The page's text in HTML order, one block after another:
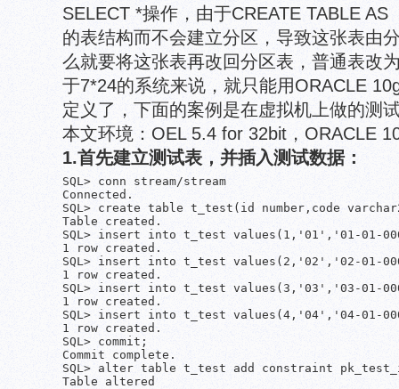
SELECT *操作，由于CREATE TABLE AS
的表结构而不会建立分区，导致这张表由
么就要将这张表再改回分区表，普通表改
于7*24的系统来说，就只能用ORACLE
定义了，下面的案例是在虚拟机上做的测
本文环境：OEL 5.4 for 32bit，ORACLE
1.首先建立测试表，并插入测试数据：
SQL> conn stream/stream
Connected.
SQL> create table t_test(id number,code
Table created.
SQL> insert into t_test values(1,'01','01-01-
1 row created.
SQL> insert into t_test values(2,'02','02-01-
1 row created.
SQL> insert into t_test values(3,'03','03-01-
1 row created.
SQL> insert into t_test values(4,'04','04-01-
1 row created.
SQL> commit;
Commit complete.
SQL> alter table t_test add constraint
Table altered